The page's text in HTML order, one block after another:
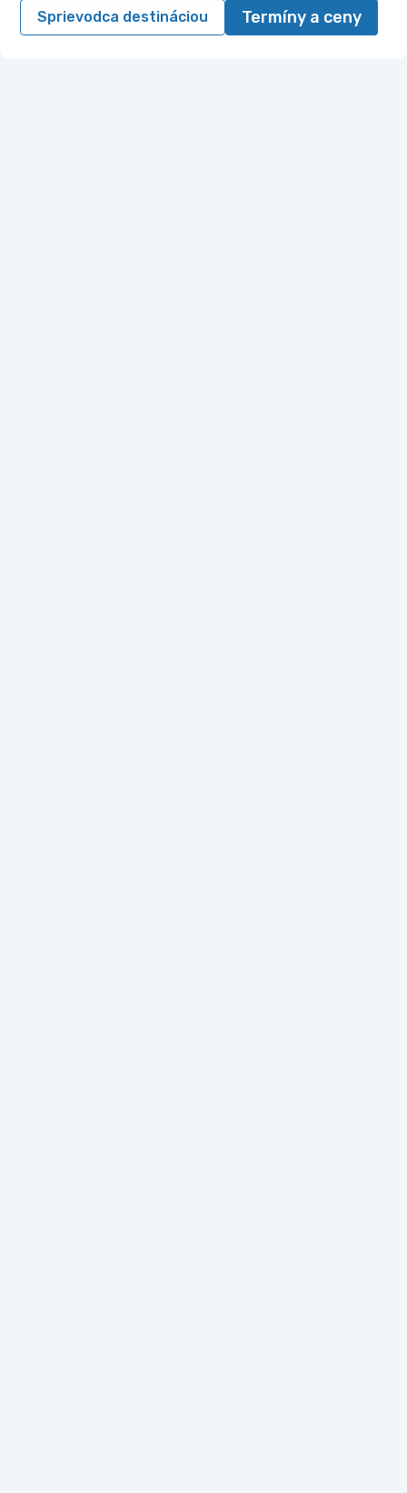
Sprievodca destináciou Termíny a ceny